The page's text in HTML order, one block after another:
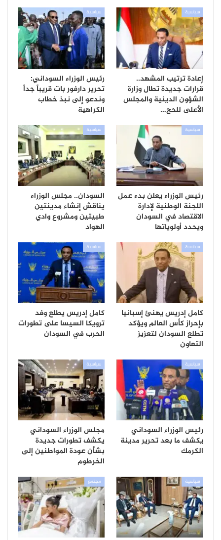
سياسية
إعادة ترتيب المشهد..
قرارات جديدة تطال وزارة
الشؤون الدينية والمجلس
الأعلى للحج…
سياسية
رئيس الوزراء السوداني:
تحرير دارفور بات قريباً جداً
وندعو إلى نبذ خطاب
الكراهية
سياسية
رئيس الوزراء يعلن بدء عمل
اللجنة الوطنية لإدارة
الاقتصاد في السودان
ويحدد أولوياتها
سياسية
السودان.. مجلس الوزراء
يناقش إنشاء مدينتين
طبيتين ومشروع وادي
الهواد
سياسية
كامل إدريس يهنئ إسبانيا
بإحراز كأس العالم ويؤكد
تطلع السودان لتعزيز
التعاون
سياسية
كامل إدريس يطلع وفد
ترويكا السيسا على تطورات
الحرب في السودان
سياسية
رئيس الوزراء السوداني
يكشف ما بعد تحرير مدينة
الكرمك
سياسية
مجلس الوزراء السوداني
يكشف تطورات جديدة
بشأن عودة المواطنين إلى
الخرطوم
سياسية مجتمع